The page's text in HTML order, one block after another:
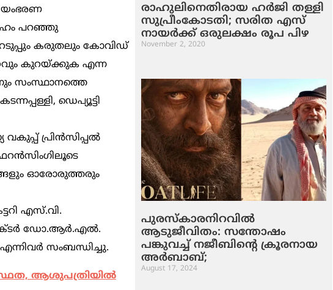
പറഞ്ഞു
കരുതലും കോവിഡ്
കുറയ്ക്കുക എന്ന
സംസ്ഥാനത്തെ
ഡെപ്യൂട്ടി
പ്രിൻസിപ്പൽ
ഓരോരുത്തരും
എസ്.വി.
ഡോ.ആർ.എൽ.
സംബന്ധിച്ചു.
ആശുപത്രിയില്‍
രാഹുലിനെതിരായ ഹര്‍ജി തള്ളി
സുപ്രീംകോടതി; സരിത എസ്
നായര്‍ക്ക് ഒരുലക്ഷം രൂപ പിഴ
November 2, 2020
പുരസ്‌കാരനിറവില്‍
ആടുജീവിതം: സന്തോഷം
പങ്കുവച്ച് നജീബിന്റെ ക്രൂരനായ
അര്‍ബാബ്;
August 17, 2024